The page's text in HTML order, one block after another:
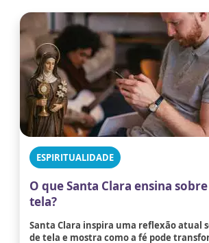
ESPIRITUALIDADE
O que Santa Clara ensina
tela?
Santa Clara inspira uma reflexão atual
de tela e mostra como a fé pode